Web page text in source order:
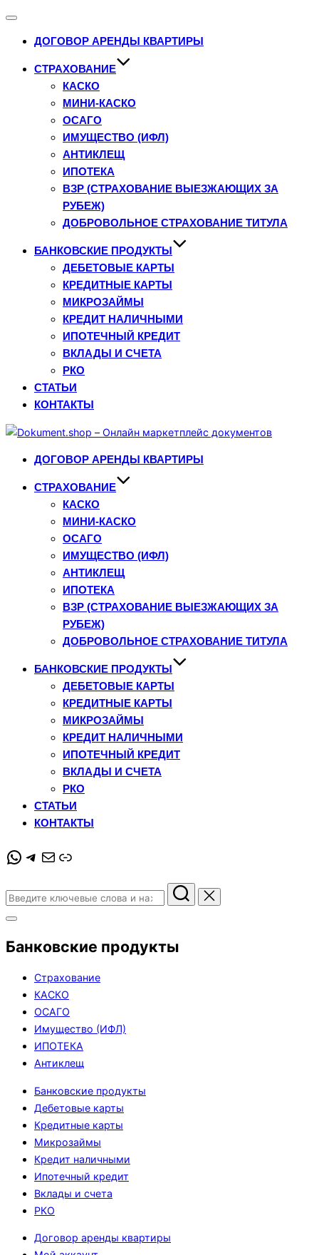
Переключатель
ДОГОВОР АРЕНДЫ КВАРТИРЫ
СТРАХОВАНИЕ
КАСКО
МИНИ-КАСКО
ОСАГО
ИМУЩЕСТВО (ИФЛ)
АНТИКЛЕЩ
ИПОТЕКА
ВЗР (СТРАХОВАНИЕ ВЫЕЗЖАЮЩИХ ЗА
РУБЕЖ)
ДОБРОВОЛЬНОЕ СТРАХОВАНИЕ ТИТУЛА
БАНКОВСКИЕ ПРОДУКТЫ
ДЕБЕТОВЫЕ КАРТЫ
КРЕДИТНЫЕ КАРТЫ
МИКРОЗАЙМЫ
КРЕДИТ НАЛИЧНЫМИ
ИПОТЕЧНЫЙ КРЕДИТ
ВКЛАДЫ И СЧЕТА
РКО
СТАТЬИ
КОНТАКТЫ
Перейти
содержимому
ДОГОВОР АРЕНДЫ КВАРТИРЫ
СТРАХОВАНИЕ
КАСКО
МИНИ-КАСКО
ОСАГО
ИМУЩЕСТВО (ИФЛ)
АНТИКЛЕЩ
ИПОТЕКА
ВЗР (СТРАХОВАНИЕ ВЫЕЗЖАЮЩИХ ЗА
РУБЕЖ)
ДОБРОВОЛЬНОЕ СТРАХОВАНИЕ ТИТУЛА
БАНКОВСКИЕ ПРОДУКТЫ
ДЕБЕТОВЫЕ КАРТЫ
КРЕДИТНЫЕ КАРТЫ
МИКРОЗАЙМЫ
КРЕДИТ НАЛИЧНЫМИ
ИПОТЕЧНЫЙ КРЕДИТ
ВКЛАДЫ И СЧЕТА
РКО
СТАТЬИ
КОНТАКТЫ
WhatsApp
Telegram
ПочтаСсылка
Поиск
по:
Переключить
панель
Банковские продукты
Страхование
КАСКО
ОСАГО
Имущество (ИФЛ)
ИПОТЕКА
Антиклещ
Банковские продукты
Дебетовые карты
Кредитные карты
Микрозаймы
Кредит наличными
Ипотечный кредит
Вклады и счета
РКО
Договор аренды квартиры